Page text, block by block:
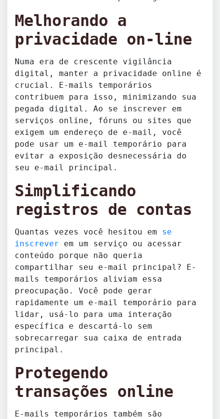
Melhorando a
privacidade on-line
Numa era de crescente vigilância
digital, manter a privacidade online é
crucial. E-mails temporários
contribuem para isso, minimizando sua
pegada digital. Ao se inscrever em
serviços online, fóruns ou sites que
exigem um endereço de e-mail, você
pode usar um e-mail temporário para
evitar a exposição desnecessária do
seu e-mail principal.
Simplificando
registros de contas
Quantas vezes você hesitou em se
inscrever em um serviço ou acessar
conteúdo porque não queria
compartilhar seu e-mail principal? E-
mails temporários aliviam essa
preocupação. Você pode gerar
rapidamente um e-mail temporário para
lidar, usá-lo para uma interação
específica e descartá-lo sem
sobrecarregar sua caixa de entrada
principal.
Protegendo
transações online
E-mails temporários também são